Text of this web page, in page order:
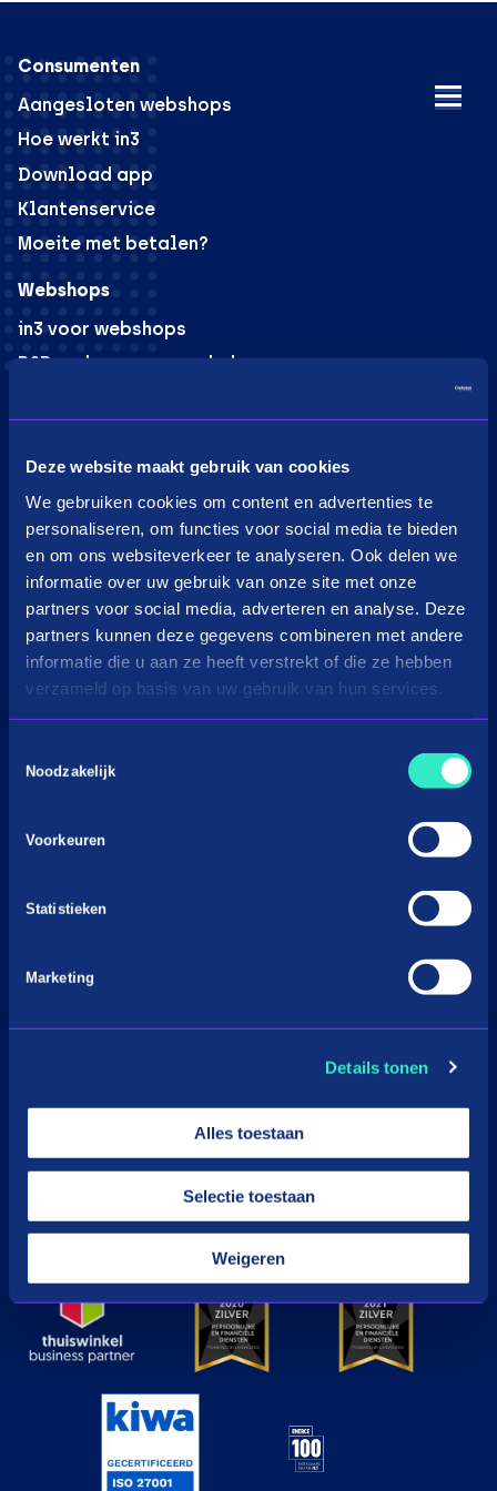
Deze website maakt gebruik van cookies
We gebruiken cookies om content en advertenties te
personaliseren, om functies voor social media te bieden
en om ons websiteverkeer te analyseren. Ook delen we
informatie over uw gebruik van onze site met onze
partners voor social media, adverteren en analyse. Deze
partners kunnen deze gegevens combineren met andere
informatie die u aan ze heeft verstrekt of die ze hebben
verzameld op basis van uw gebruik van hun services.
Noodzakelijk
Voorkeuren
Statistieken
Marketing
Details tonen
Alles toestaan
Selectie toestaan
Weigeren
Consumenten
Aangesloten webshops
Hoe werkt in3
Download app
Klantenservice
Moeite met betalen?
Webshops
in3 voor webshops
B2B verkoop voor webshops
Marketing materiaal
in3 omzetcalculator
Merchant support
Over Payin3
Over in3
Vacatures
Nieuws & Media
Voorwaarden
Privacyverklaringen
Cookiebeleid
Google Play Apple
© in3 - 2026 All rights reserverd